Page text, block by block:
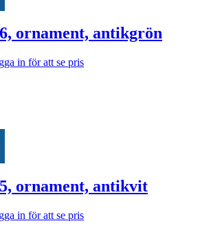
ornament, antikgrön
in för att se pris
ornament, antikvit
in för att se pris